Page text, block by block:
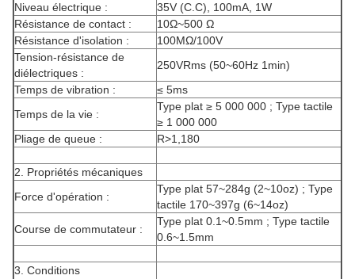
Niveau électrique :
35V (C.C), 100mA, 1W
Résistance de contact :
10Ω~500 Ω
Résistance d'isolation :
100MΩ/100V
Tension-résistance de
diélectriques :
250VRms (50~60Hz 1min)
Temps de vibration :
≤ 5ms
Temps de la vie :
Type plat ≥ 5 000 000 ; Type tactile
≥ 1 000 000
Pliage de queue :
R>1,180
2. Propriétés mécaniques
Force d'opération :
Type plat 57~284g (2~10oz) ; Type
tactile 170~397g (6~14oz)
Course de commutateur :
Type plat 0.1~0.5mm ; Type tactile
0.6~1.5mm
3. Conditions